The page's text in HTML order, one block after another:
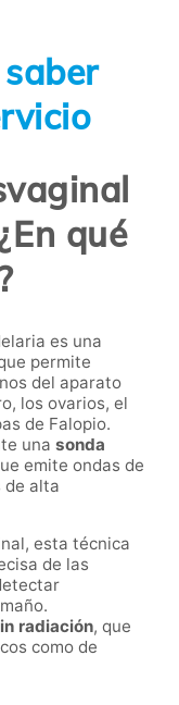
qué
es una
permite
del aparato
los ovarios, el
de Falopio.
una sonda
emite ondas de
de alta
esta técnica
de las
radiación, que
como de